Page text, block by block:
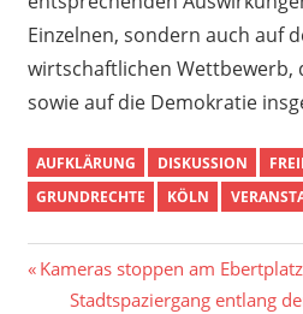
Einzelnen, sondern auch auf
wirtschaftlichen Wettbewerb,
sowie auf die Demokratie
AUFKLÄRUNG DISKUSSION
GRUNDRECHTE
KÖLN
Vorheriger
Beitrag:
Kameras stoppen am Ebertplatz
Nächster
Stadtspaziergang entlang